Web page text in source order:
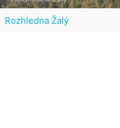
Rozhledna Žalý